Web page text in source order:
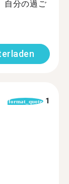
自分の過ご
format_quote 1